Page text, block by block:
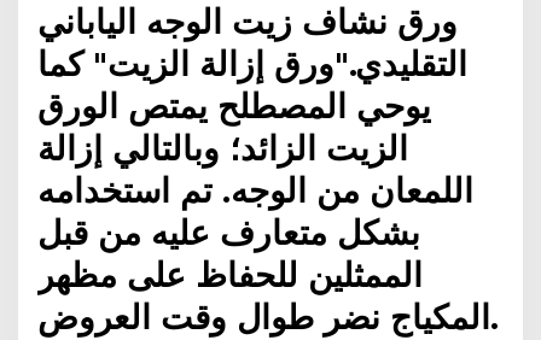
ورق نشاف زيت الوجه الياباني
التقليدي."ورق إزالة الزيت" كما
يوحي المصطلح يمتص الورق
الزيت الزائد؛ وبالتالي إزالة
اللمعان من الوجه. تم استخدامه
بشكل متعارف عليه من قبل
الممثلين للحفاظ على مظهر
المكياج نضر طوال وقت العروض.